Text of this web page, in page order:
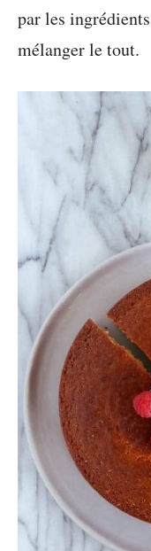
par les
mélanger le tout.